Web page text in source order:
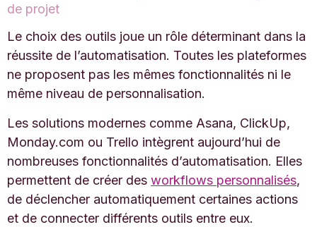
de projet
Le choix des outils joue un rôle déterminant dans la
réussite de l’automatisation. Toutes les plateformes
ne proposent pas les mêmes fonctionnalités ni le
même niveau de personnalisation.
Les solutions modernes comme Asana, ClickUp,
Monday.com ou Trello intègrent aujourd’hui de
nombreuses fonctionnalités d’automatisation. Elles
permettent de créer des workflows personnalisés,
de déclencher automatiquement certaines actions
et de connecter différents outils entre eux.